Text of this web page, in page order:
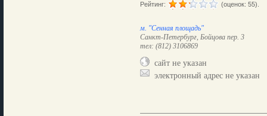
Рейтинг: (оценок: 55).
м. "Сенная площадь"
Санкт-Петербург, Бойцова пер. 3
тел: (812) 3106869
сайт не указан
электронный адрес не указан